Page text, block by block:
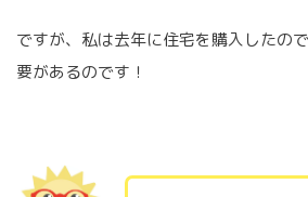
ですが、私は去年に住宅を購入したの
要があるのです！